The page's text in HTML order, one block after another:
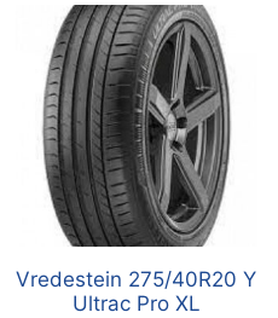
Vredestein 275/40R20 Y
Ultrac Pro XL